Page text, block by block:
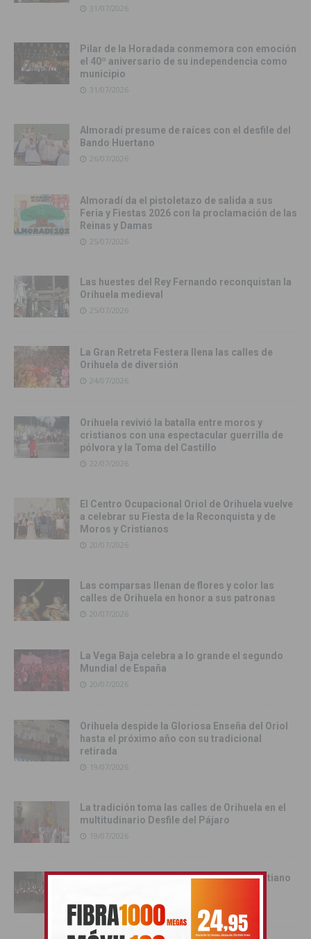
31/07/2026
Pilar de la Horadada conmemora con emoción
el 40º aniversario de su independencia como
municipio
31/07/2026
Almoradí presume de raíces con el desfile del
Bando Huertano
26/07/2026
Almoradí da el pistoletazo de salida a sus
Feria y Fiestas 2026 con la proclamación de las
Reinas y Damas
25/07/2026
Las huestes del Rey Fernando reconquistan la
Orihuela medieval
25/07/2026
La Gran Retreta Festera llena las calles de
Orihuela de diversión
24/07/2026
Orihuela revivió la batalla entre moros y
cristianos con una espectacular guerrilla de
pólvora y la Toma del Castillo
22/07/2026
El Centro Ocupacional Oriol de Orihuela vuelve
a celebrar su Fiesta de la Reconquista y de
Moros y Cristianos
20/07/2026
Las comparsas llenan de flores y color las
calles de Orihuela en honor a sus patronas
20/07/2026
La Vega Baja celebra a lo grande el segundo
Mundial de España
20/07/2026
Orihuela despide la Gloriosa Enseña del Oriol
hasta el próximo año con su tradicional
retirada
19/07/2026
La tradición toma las calles de Orihuela en el
multitudinario Desfile del Pájaro
19/07/2026
Cox se rinde al esplendor del Bando Cristiano